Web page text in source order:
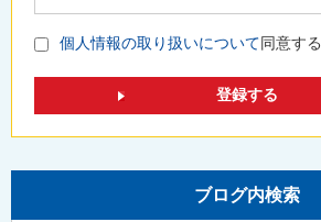
個人情報の取り扱いについて同意する
ブログ内検索